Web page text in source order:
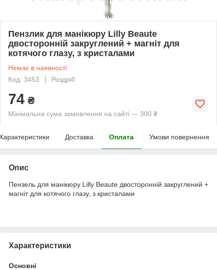
Пензлик для манікюру Lilly Beaute
двосторонній закруглений + магніт для
котячого глазу, з кристалами
Немає в наявності
Код: 3453
Роздріб
74 ₴
Мінімальна сума замовлення на сайті — 300 ₴
Доставка Оплата Умови повернення
Опис
Пензель для манікюру Lilly Beaute двосторонній закруглений +
магніт для котячого глазу, з кристалами
Характеристики
Основні